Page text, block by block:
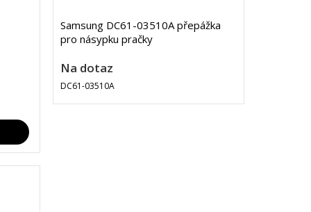
Samsung DC61-03510A přepážka
pro násypku pračky
Na dotaz
DC61-03510A